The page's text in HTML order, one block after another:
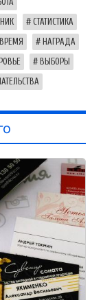
СТАТИСТИКА
НАГРАДА
ВЫБОРЫ